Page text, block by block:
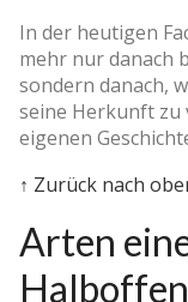
In der heutigen
mehr nur danach
sondern danach,
seine Herkunft zu
eigenen
↑ Zurück nach
Arten